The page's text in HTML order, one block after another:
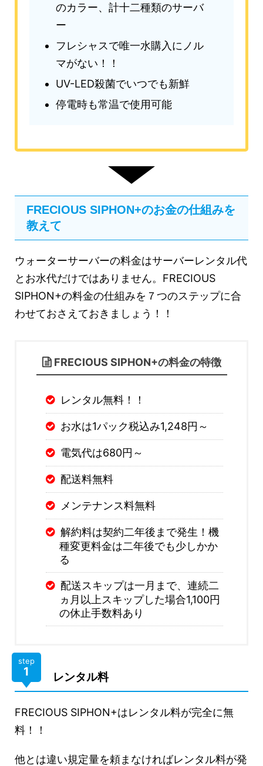
のカラー、計十二種類のサーバ
ー
フレシャスで唯一水購入にノル
マがない！！
UV-LED殺菌でいつでも新鮮
停電時も常温で使用可能
FRECIOUS SIPHON+のお金の仕組みを
教えて
ウォーターサーバーの料金はサーバーレンタル代
とお水代だけではありません。FRECIOUS
SIPHON+の料金の仕組みを７つのステップに合
わせておさえておきましょう！！
FRECIOUS SIPHON+の料金の特徴
レンタル無料！！
お水は1パック税込み1,248円～
電気代は680円～
配送料無料
メンテナンス料無料
解約料は契約二年後まで発生！機
種変更料金は二年後でも少しかか
る
配送スキップは一月まで、連続二
ヵ月以上スキップした場合1,100円
の休止手数料あり
step
1 レンタル料
FRECIOUS SIPHON+はレンタル料が完全に無
料！！
他とは違い規定量を頼まなければレンタル料が発